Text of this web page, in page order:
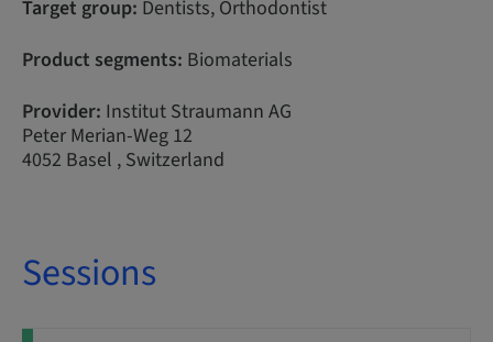
Target group: Dentists, Orthodontist
Product segments: Biomaterials
Provider: Institut Straumann AG
Peter Merian-Weg 12
4052 Basel , Switzerland
Sessions